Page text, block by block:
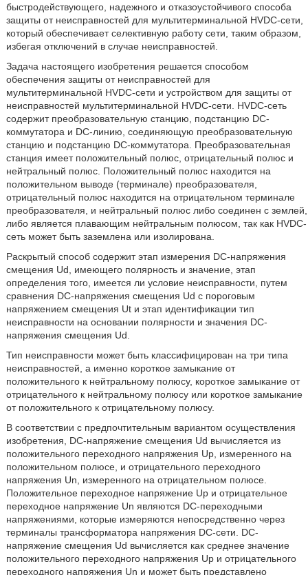
быстродействующего, надежного и отказоустойчивого способа
защиты от неисправностей для мультитерминальной HVDC-сети,
который обеспечивает селективную работу сети, таким образом,
избегая отключений в случае неисправностей.
Задача настоящего изобретения решается способом
обеспечения защиты от неисправностей для
мультитерминальной HVDC-сети и устройством для защиты от
неисправностей мультитерминальной HVDC-сети. HVDC-сеть
содержит преобразовательную станцию, подстанцию DC-
коммутатора и DC-линию, соединяющую преобразовательную
станцию и подстанцию DC-коммутатора. Преобразовательная
станция имеет положительный полюс, отрицательный полюс и
нейтральный полюс. Положительный полюс находится на
положительном выводе (терминале) преобразователя,
отрицательный полюс находится на отрицательном терминале
преобразователя, и нейтральный полюс либо соединен с землей,
либо является плавающим нейтральным полюсом, так как HVDC-
сеть может быть заземлена или изолирована.
Раскрытый способ содержит этап измерения DC-напряжения
смещения Ud, имеющего полярность и значение, этап
определения того, имеется ли условие неисправности, путем
сравнения DC-напряжения смещения Ud с пороговым
напряжением смещения Ut и этап идентификации тип
неисправности на основании полярности и значения DC-
напряжения смещения Ud.
Тип неисправности может быть классифицирован на три типа
неисправностей, а именно короткое замыкание от
положительного к нейтральному полюсу, короткое замыкание от
отрицательного к нейтральному полюсу или короткое замыкание
от положительного к отрицательному полюсу.
В соответствии с предпочтительным вариантом осуществления
изобретения, DC-напряжение смещения Ud вычисляется из
положительного переходного напряжения Up, измеренного на
положительном полюсе, и отрицательного переходного
напряжения Un, измеренного на отрицательном полюсе.
Положительное переходное напряжение Up и отрицательное
переходное напряжение Un являются DC-переходными
напряжениями, которые измеряются непосредственно через
терминалы трансформатора напряжения DC-сети. DC-
напряжение смещения Ud вычисляется как среднее значение
положительного переходного напряжения Up и отрицательного
переходного напряжения Un и может быть представлено